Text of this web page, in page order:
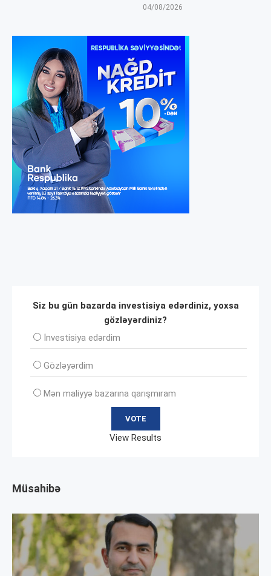
04/08/2026
Siz bu gün bazarda investisiya edərdiniz, yoxsa
gözləyərdiniz?
İnvеstisiya edərdim
Gözləyərdim
Mən maliyyə bazarına qarışmıram
View Results
Müsahibə